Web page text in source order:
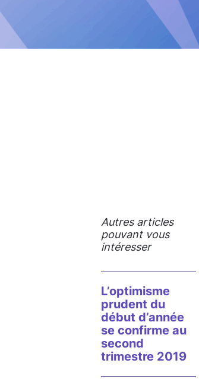
Autres articles
pouvant vous
intéresser
L’optimisme
prudent du
début d’année
se confirme au
second
trimestre 2019